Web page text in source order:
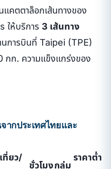
คตตาล็อกเส้นทางของ
ให้บริการ 3 เส้นทาง
นการบินที่ Taipei (TPE)
กก. ความแข็งแกร่งของ
ากประเทศไทยและ
เที่ยว/
ชั่วโมงกลุ่ม
ราคาต่ำ